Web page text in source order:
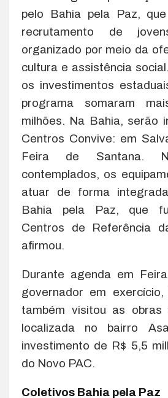
pelo Bahia pela Paz,
recrutamento de
organizado por meio da
cultura e assistência
os investimentos
programa somaram
milhões. Na Bahia, serão
Centros Convive: em
Feira de Santana.
contemplados, os
atuar de forma
Bahia pela Paz, que
Centros de Referência
afirmou.
Durante agenda em
governador em exercício,
também visitou as obras
localizada no bairro
investimento de R$ 5,5
do Novo PAC.
Coletivos Bahia pela Paz